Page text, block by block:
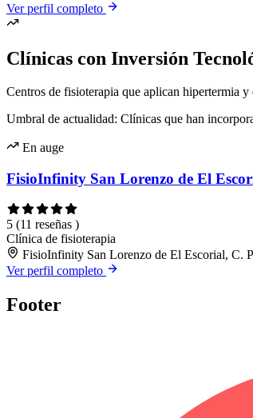
Ver perfil completo
Clínicas con Inversión
Centros de fisioterapia que aplican hipertermia y
Umbral de actualidad: Clínicas que han
En auge
FisioInfinity San Lorenzo de El
5 (11 reseñas )
Clínica de fisioterapia
FisioInfinity San Lorenzo de El Escorial, C.
Ver perfil completo
Footer